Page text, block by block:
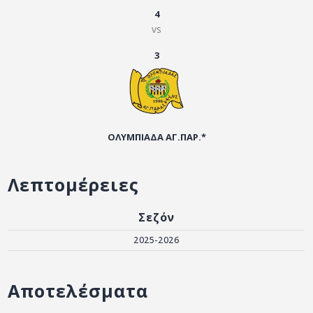
4
vs
3
ΟΛΥΜΠΙΑΔΑ ΑΓ.ΠΑΡ.*
Λεπτομέρειες
Σεζόν
2025-2026
Αποτελέσματα